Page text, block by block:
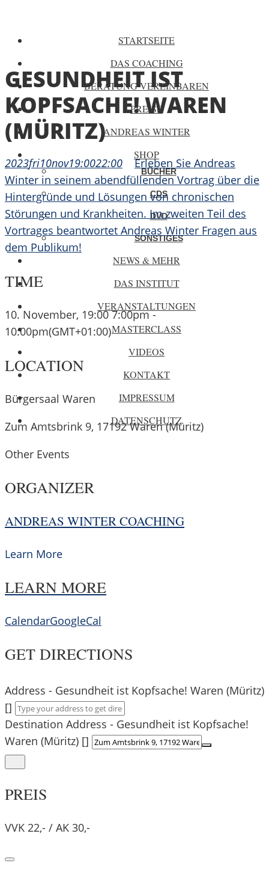
STARTSEITE
DAS COACHING
BERATUNG VEREINBAREN
PREISE
ANDREAS WINTER
SHOP
BÜCHER
CDS
DVD
SONSTIGES
NEWS & MEHR
DAS INSTITUT
VERANSTALTUNGEN
MASTERCLASS
VIDEOS
KONTAKT
IMPRESSUM
DATENSCHUTZ
GESUNDHEIT IST
KOPFSACHE! WAREN
(MÜRITZ)
2023fri10nov19:0022:00
Erleben Sie Andreas
Winter in seinem abendfüllenden Vortrag über die
Hintergründe und Lösungen von chronischen
Störungen und Krankheiten. Im zweiten Teil des
Vortrages beantwortet Andreas Winter Fragen aus
dem Publikum!
TIME
10. November, 19:00 7:00pm-
10:00pm(GMT+01:00)
LOCATION
Bürgersaal Waren
Zum Amtsbrink 9, 17192 Waren (Müritz)
Other Events
ORGANIZER
ANDREAS WINTER COACHING
Learn More
LEARN MORE
CalendarGoogleCal
GET DIRECTIONS
Address - Gesundheit ist Kopfsache! Waren (Müritz)
[]
Destination Address - Gesundheit ist Kopfsache!
Waren (Müritz) []
PREIS
VVK 22,- / AK 30,-